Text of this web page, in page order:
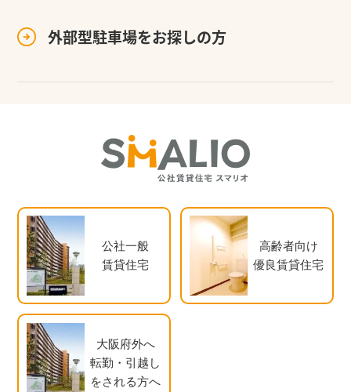
外部型駐車場をお探しの方
公社一般
賃貸住宅
高齢者向け
優良賃貸住宅
大阪府外へ
転勤・引越し
をされる方へ